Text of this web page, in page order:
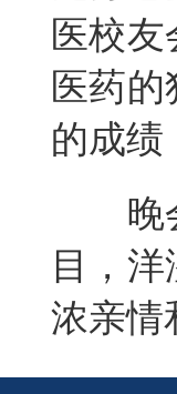
医校
医药
的成绩
晚会
目，
浓亲情